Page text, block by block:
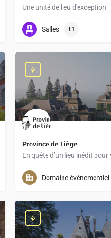
Une unité de lieu d'exception
+ 33 1 46 92 10 04
Salles +1
Province de Liège
+32 (0)4/279.50.89
Domaine événementiel